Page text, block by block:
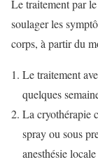
Le traitement par le
soulager les
corps, à partir du
Le traitement
quelques
La cryothérapie
spray ou sous
anesthésie locale